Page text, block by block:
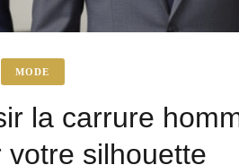
MODE
la carrure
votre silhouette